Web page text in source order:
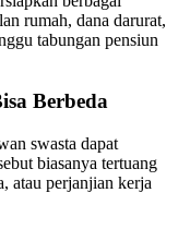
rumah, dana darurat,
tabungan pensiun
Berbeda
swasta dapat
biasanya tertuang
atau perjanjian kerja